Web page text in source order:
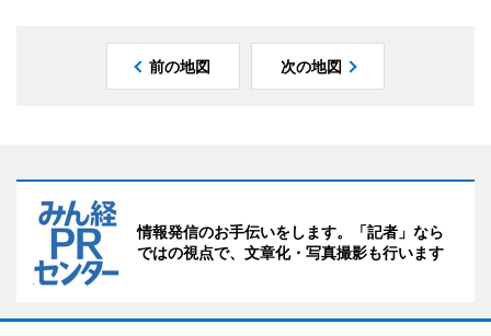
前の地図 次の地図
情報発信のお手伝いをします。「記者」なら
ではの視点で、文章化・写真撮影も行います